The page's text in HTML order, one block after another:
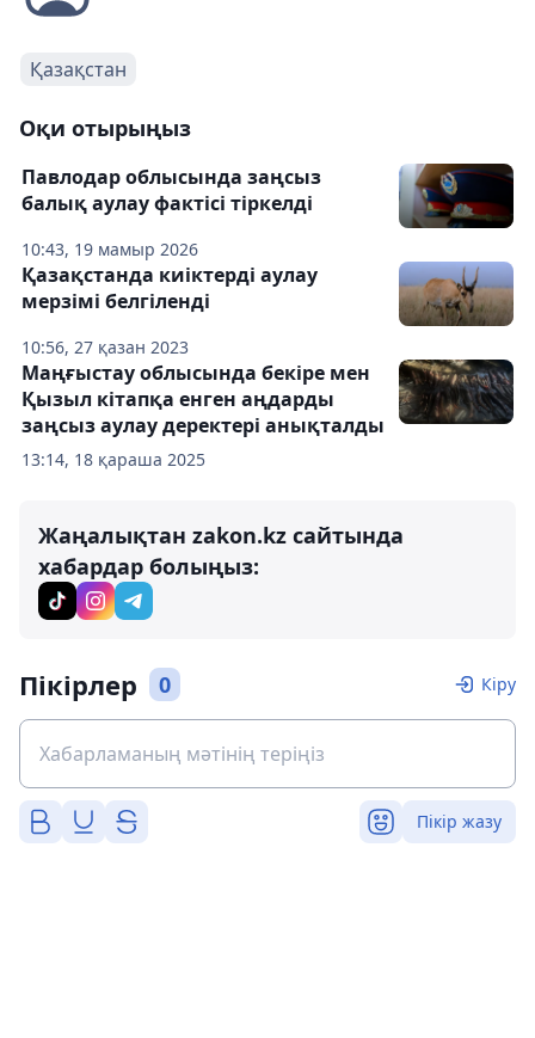
Қазақстан
Оқи отырыңыз
10:43, 19 мамыр 2026
Павлодар облысында заңсыз
балық аулау фактісі тіркелді
10:56, 27 қазан 2023
Қазақстанда киіктерді аулау
мерзімі белгіленді
13:14, 18 қараша 2025
Маңғыстау облысында бекіре мен
Қызыл кітапқа енген аңдарды
заңсыз аулау деректері анықталды
Жаңалықтан zakon.kz сайтында
хабардар болыңыз:
Пікірлер 0 Кіру
Пікір жазу